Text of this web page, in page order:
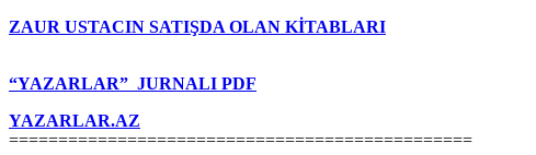
ZAUR USTACIN SATIŞDA OLAN KİTABLARI
“YAZARLAR” JURNALI PDF
YAZARLAR.AZ
===============================================